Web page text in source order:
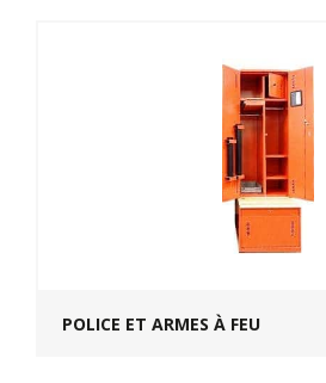
POLICE ET ARMES À FEU